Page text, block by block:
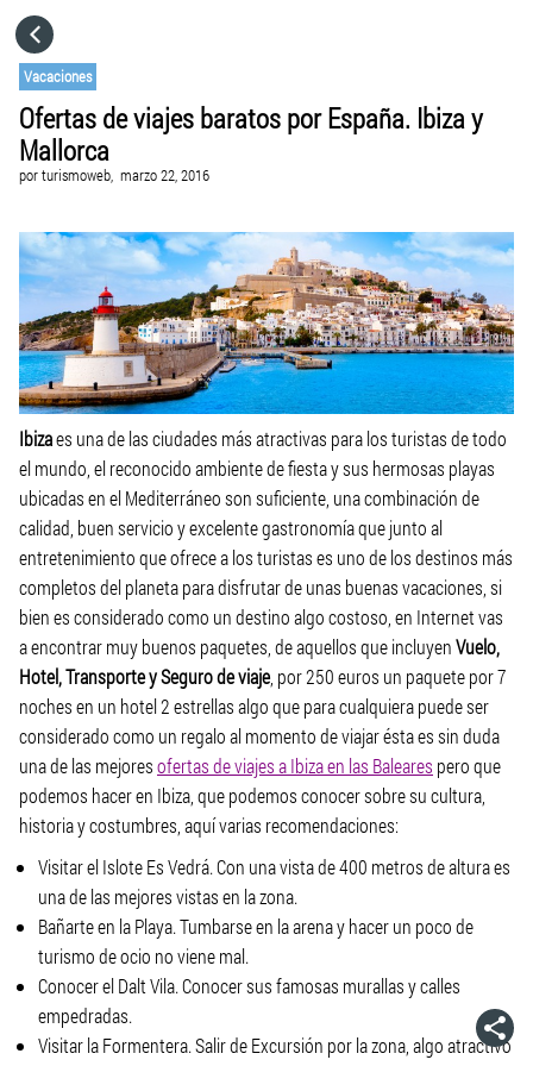
Vacaciones
Ofertas de viajes baratos por España. Ibiza y
Mallorca
porturismoweb, marzo 22, 2016
Ibizaes una de las ciudades más atractivas para los turistas de todo
el mundo, el reconocido ambiente de fiesta y sus hermosas playas
ubicadas en el Mediterráneo son suficiente, una combinación de
calidad, buen servicio y excelente gastronomía que junto al
entretenimiento que ofrece a los turistas es uno de los destinos más
completos del planeta para disfrutar de unas buenas vacaciones, si
bien es considerado como un destino algo costoso, en Internet vas
a encontrar muy buenos paquetes, de aquellos que incluyenVuelo,
Hotel, Transporte y Seguro de viaje, por 250 euros un paquete por 7
noches en un hotel 2 estrellas algo que para cualquiera puede ser
considerado como un regalo al momento de viajar ésta es sin duda
una de las mejoresofertas de viajes a Ibiza en las Baleares pero que
podemos hacer en Ibiza, que podemos conocer sobre su cultura,
historia y costumbres, aquí varias recomendaciones:
Visitar el Islote Es Vedrá. Con una vista de 400 metros de altura es
una de las mejores vistas en la zona.
Bañarte en la Playa. Tumbarse en la arena y hacer un poco de
turismo de ocio no viene mal.
Conocer el Dalt Vila. Conocer sus famosas murallas y calles
empedradas.
Visitar la Formentera. Salir de Excursión por la zona, algo atractivo
CATEGORÍAS
VISITA EL SITIO WEB